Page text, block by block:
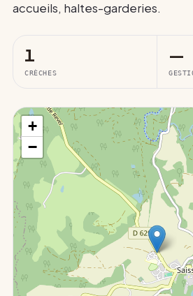
accueils, haltes-garderies.
1
CRÈCHES
—
+
−